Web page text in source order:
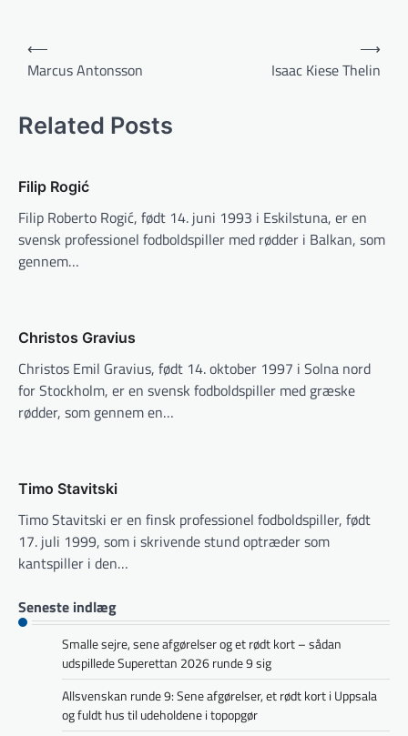
Indlægsnavigation
⟵
Marcus Antonsson
Isaac Kiese Thelin
⟶
Related Posts
Filip Rogić
Filip Roberto Rogić, født 14. juni 1993 i Eskilstuna, er en
svensk professionel fodboldspiller med rødder i Balkan, som
gennem…
Christos Gravius
Christos Emil Gravius, født 14. oktober 1997 i Solna nord
for Stockholm, er en svensk fodboldspiller med græske
rødder, som gennem en…
Timo Stavitski
Timo Stavitski er en finsk professionel fodboldspiller, født
17. juli 1999, som i skrivende stund optræder som
kantspiller i den…
Seneste indlæg
Smalle sejre, sene afgørelser og et rødt kort – sådan
udspillede Superettan 2026 runde 9 sig
Allsvenskan runde 9: Sene afgørelser, et rødt kort i Uppsala
og fuldt hus til udeholdene i topopgør